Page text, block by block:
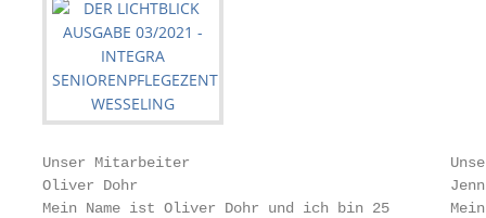
Unser Mitarbeiter
Oliver Dohr
Mein Name ist Oliver Dohr und ich bin 25